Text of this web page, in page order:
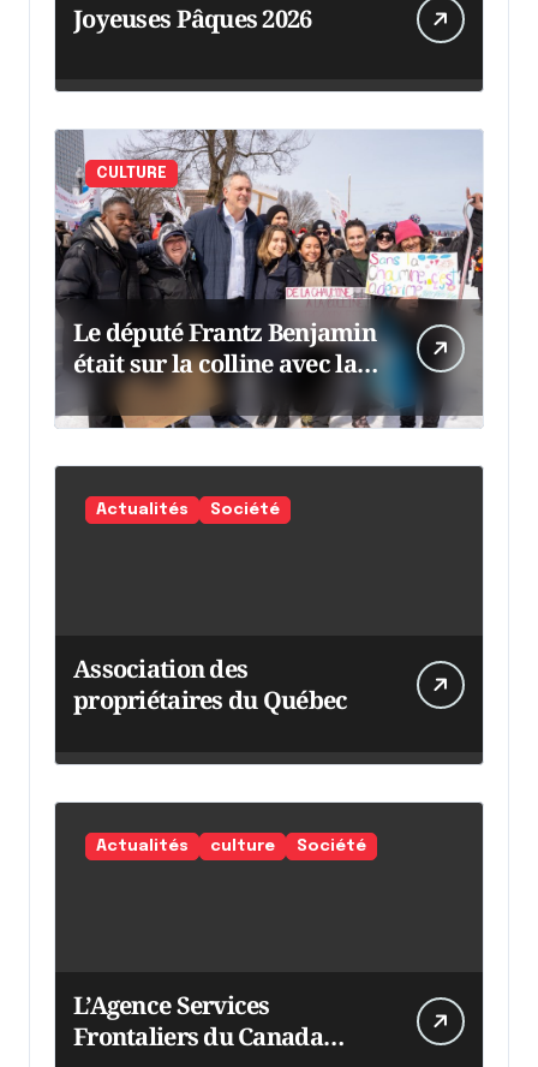
Joyeuses Pâques 2026
CULTURE
Le député Frantz Benjamin
était sur la colline avec la
chaumine
Actualités Société
Association des
propriétaires du Québec
Actualités culture Société
L’Agence Services
Frontaliers du Canada